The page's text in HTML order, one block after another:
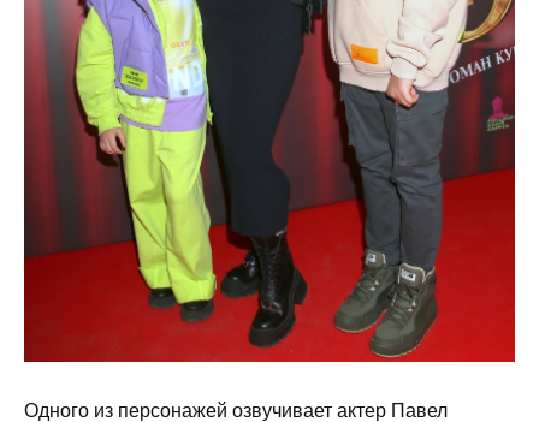
Одного из персонажей озвучивает актер Павел